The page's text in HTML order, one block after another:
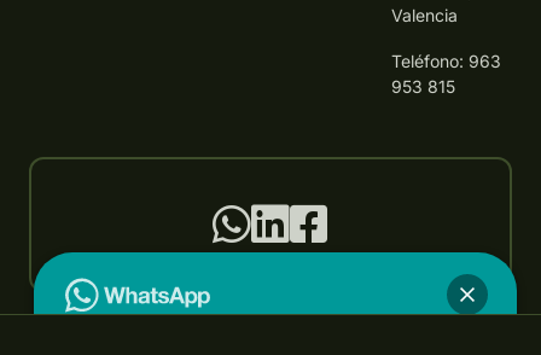
Valencia
Teléfono: 963
953 815